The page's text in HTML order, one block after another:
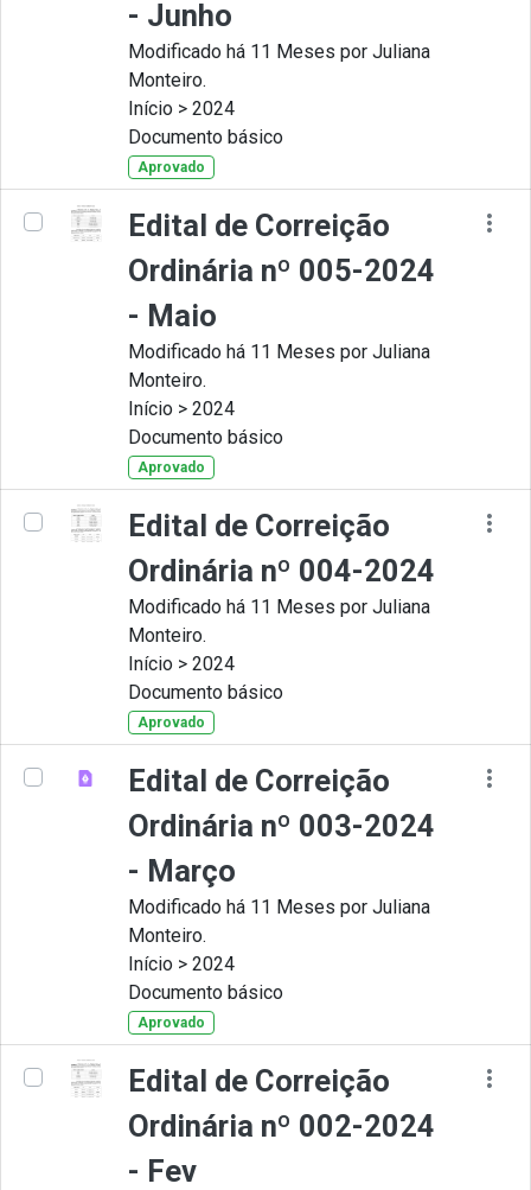
- Junho
Modificado há 11 Meses por Juliana
Monteiro.
Início > 2024
Documento básico
Aprovado
Edital de Correição
Ordinária nº 005-2024
- Maio
Modificado há 11 Meses por Juliana
Monteiro.
Início > 2024
Documento básico
Aprovado
Edital de Correição
Ordinária nº 004-2024
Modificado há 11 Meses por Juliana
Monteiro.
Início > 2024
Documento básico
Aprovado
Edital de Correição
Ordinária nº 003-2024
- Março
Modificado há 11 Meses por Juliana
Monteiro.
Início > 2024
Documento básico
Aprovado
Edital de Correição
Ordinária nº 002-2024
- Fev